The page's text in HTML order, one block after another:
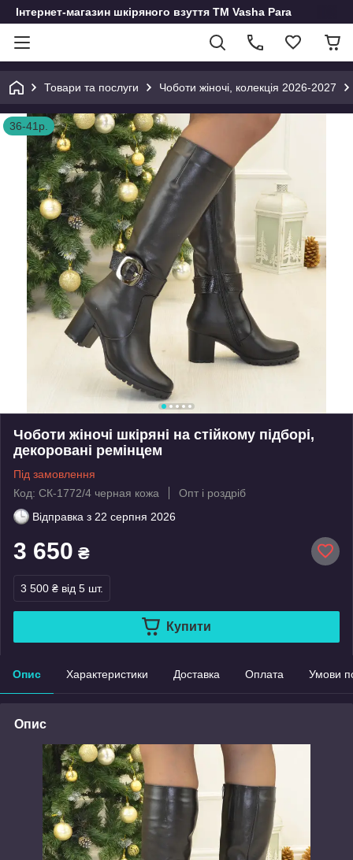
Інтернет-магазин шкіряного взуття ТМ Vasha Para
Товари та послуги Чоботи жіночі, колекція 2026-2027
36-41р.
Чоботи жіночі шкіряні на стійкому підборі,
декоровані ремінцем
Під замовлення
Код: СК-1772/4 черная кожа
Опт і роздріб
Відправка з 22 серпня 2026
3 650 ₴
3 500 ₴ від 5 шт.
Купити
Опис Характеристики Доставка Оплата Умови
Опис